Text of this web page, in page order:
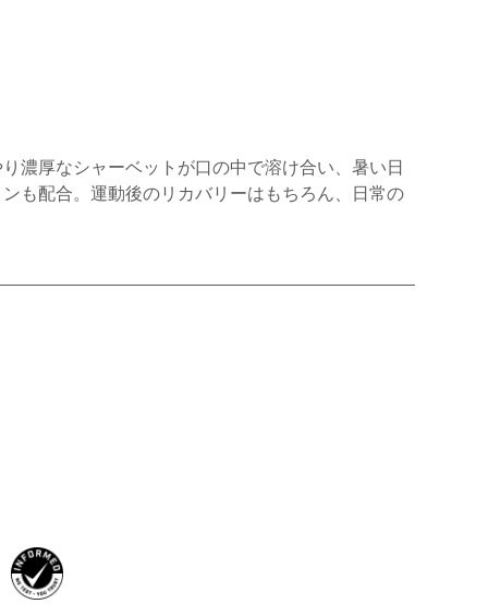
濃厚なシャーベットが口の中で溶け合い、暑い日
も配合。運動後のリカバリーはもちろん、日常の